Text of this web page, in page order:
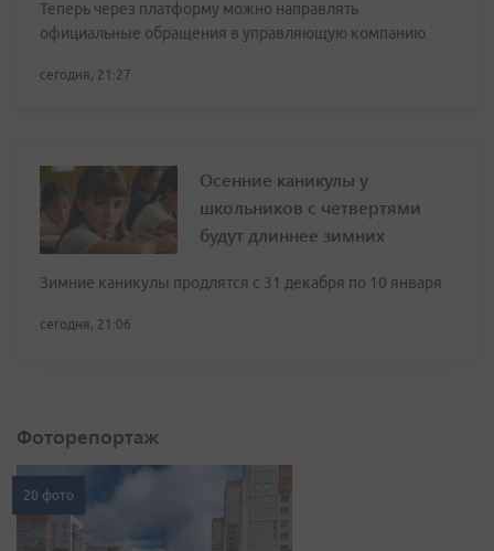
Теперь через платформу можно направлять
официальные обращения в управляющую компанию
сегодня, 21:27
Осенние каникулы у
школьников с четвертями
будут длиннее зимних
Зимние каникулы продлятся с 31 декабря по 10 января
сегодня, 21:06
Фоторепортаж
20 фото